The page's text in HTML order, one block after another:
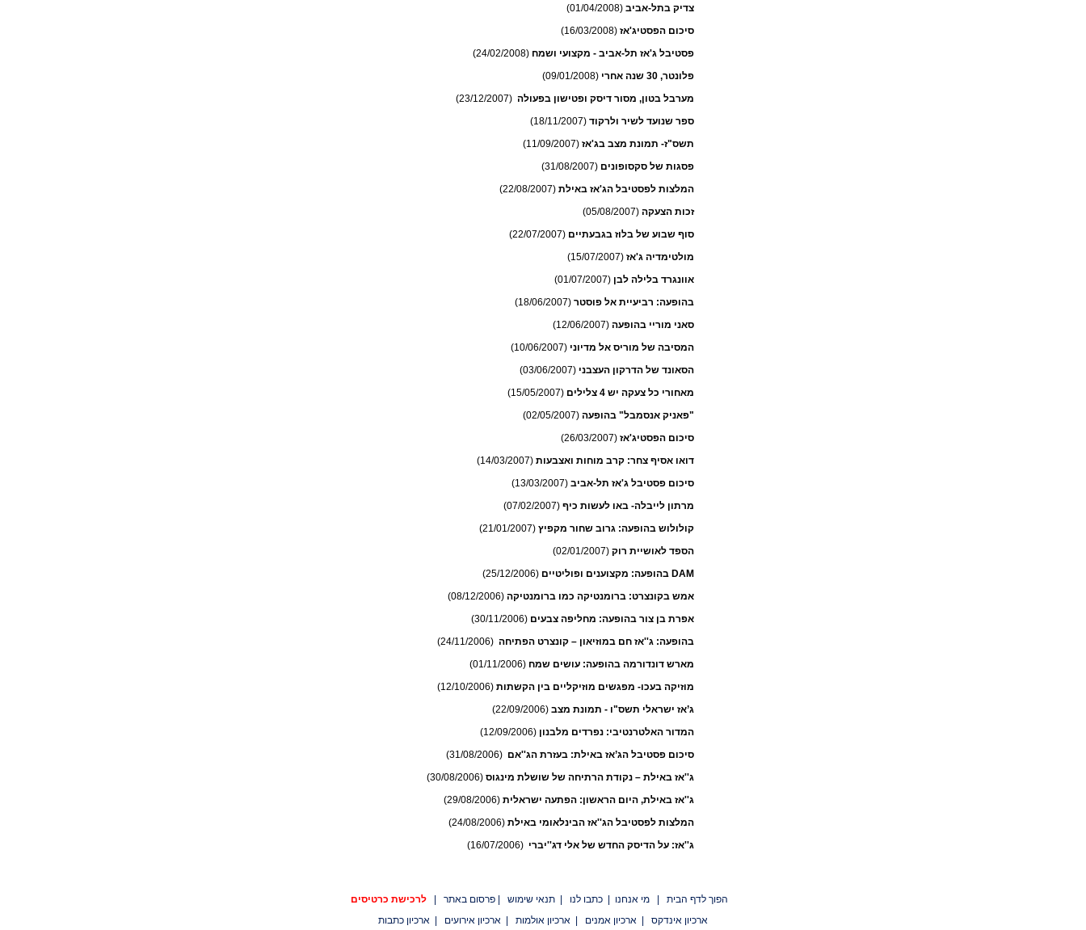
צדיק בתל-אביב (01/04/2008)
סיכום הפסטיג'אז (16/03/2008)
פסטיבל ג'אז תל-אביב - מקצועי ושמח (24/02/2008)
פלונטר, 30 שנה אחרי
(09/01/2008)
מערבל בטון, מסור דיסק ופטישון בפעולה (23/12/2007)
ספר שנועד לשיר ולרקוד (18/11/2007)
תשס"ז- תמונת מצב בג'אז (11/09/2007)
פסגות של סקסופונים (31/08/2007)
המלצות לפסטיבל הג'אז באילת (22/08/2007)
זכות הצעקה (05/08/2007)
סוף שבוע של בלוז בגבעתיים (22/07/2007)
מולטימדיה ג'אז (15/07/2007)
אוונגרד בלילה לבן (01/07/2007)
בהופעה: רביעיית אל פוסטר (18/06/2007)
סאני מוריי בהופעה (12/06/2007)
המסיבה של מוריס אל מדיוני (10/06/2007)
הסאונד של הדרקון העצבני (03/06/2007)
מאחורי כל צעקה יש 4 צלילים
(15/05/2007)
"פאניק אנסמבל" בהופעה (02/05/2007)
סיכום הפסטיג'אז (26/03/2007)
דואו אסיף צחר: קרב מוחות ואצבעות (14/03/2007)
סיכום פסטיבל ג'אז תל-אביב (13/03/2007)
מרתון לייבלה- באו לעשות כיף (07/02/2007)
קולולוש בהופעה: גרוב שחור מקפיץ (21/01/2007)
הספד לאושיית רוק (02/01/2007)
DAM בהופעה: מקצוענים ופוליטיים
(25/12/2006)
אמש בקונצרט: ברומנטיקה כמו ברומנטיקה (08/12/2006)
אפרת בן צור בהופעה: מחליפה צבעים (30/11/2006)
בהופעה: ג''אז חם במוזיאון – קונצרט הפתיחה (24/11/2006)
מארש דונדורמה בהופעה: עושים שמח (01/11/2006)
מוזיקה בעכו- מפגשים מוזיקליים בין הקשתות (12/10/2006)
ג’אז ישראלי תשס"ו - תמונת מצב (22/09/2006)
המדור האלטרנטיבי: נפרדים מלבנון (12/09/2006)
סיכום פסטיבל הג’אז באילת: בעזרת הג''אם (31/08/2006)
ג''אז באילת – נקודת הרתיחה של שושלת מינגוס (30/08/2006)
ג''אז באילת, היום הראשון: הפתעה ישראלית (29/08/2006)
המלצות לפסטיבל הג''אז הבינלאומי באילת (24/08/2006)
ג''אז: על הדיסק החדש של אלי דג''יברי (16/07/2006)
הפוך לדף הבית מי אנחנו כתבו לנו תנאי שימוש פרסום באתר
לרכישת כרטיסים
ארכיון אינדקס
ארכיון אמנים ארכיון אולמות ארכיון אירועים ארכיון כתבות